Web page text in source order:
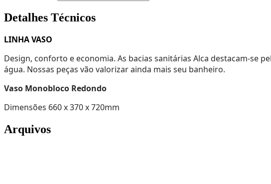
Detalhes Técnicos
LINHA VASO
Design, conforto e economia. As bacias sanitárias Alca destacam-se
água. Nossas peças vão valorizar ainda mais seu banheiro.
Vaso Monobloco Redondo
Dimensões 660 x 370 x 720mm
Arquivos